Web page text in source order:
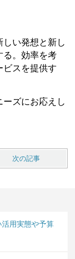
い発想と新し
る。効率を考
ビスを提供す
ズにお応えし
次の記事
用実態や予算